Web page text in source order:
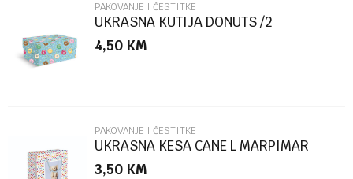
Poruka
POŠALJI
PAKOVANJE I ČESTITKE
UKRASNA KUTIJA DONUTS /2
MARPIMAR
4,50 KM
PAKOVANJE I ČESTITKE
UKRASNA KESA CANE L MARPIMAR
3,50 KM